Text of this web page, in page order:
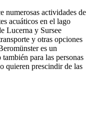
numerosas actividades de
acuáticos en el lago
Lucerna y Sursee
y otras opciones
es un
para las personas
quieren prescindir de las